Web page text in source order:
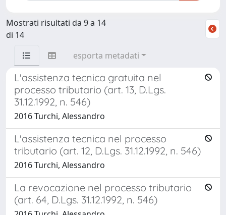
Mostrati risultati da 9 a 14
di 14
esporta metadati
L'assistenza tecnica gratuita nel
processo tributario (art. 13, D.Lgs.
31.12.1992, n. 546)
2016 Turchi, Alessandro
L'assistenza tecnica nel processo
tributario (art. 12, D.Lgs. 31.12.1992, n. 546)
2016 Turchi, Alessandro
La revocazione nel processo tributario
(art. 64, D.Lgs. 31.12.1992, n. 546)